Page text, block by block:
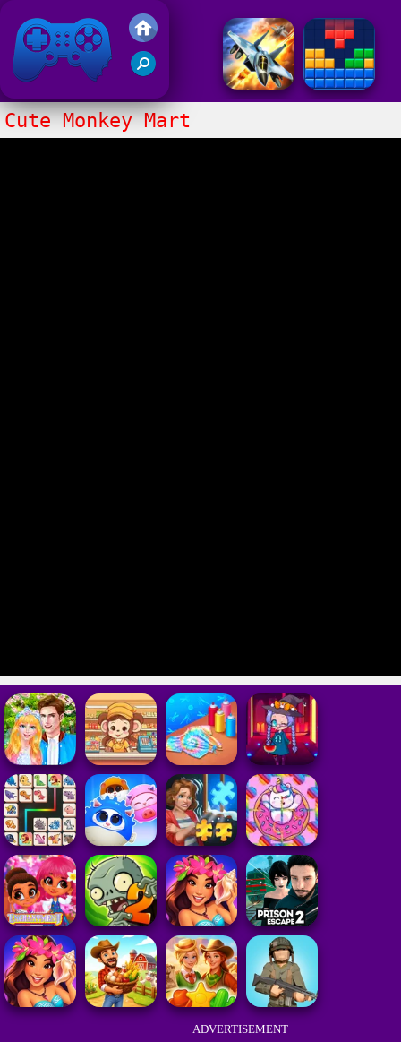
Juegos Friv 2017
Cute Monkey Mart
ADVERTISEMENT